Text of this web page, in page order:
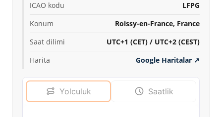
ICAO kodu
LFPG
Konum
Roissy-en-France, France
Saat dilimi
UTC+1 (CET) / UTC+2 (CEST)
Harita
Google Haritalar ↗